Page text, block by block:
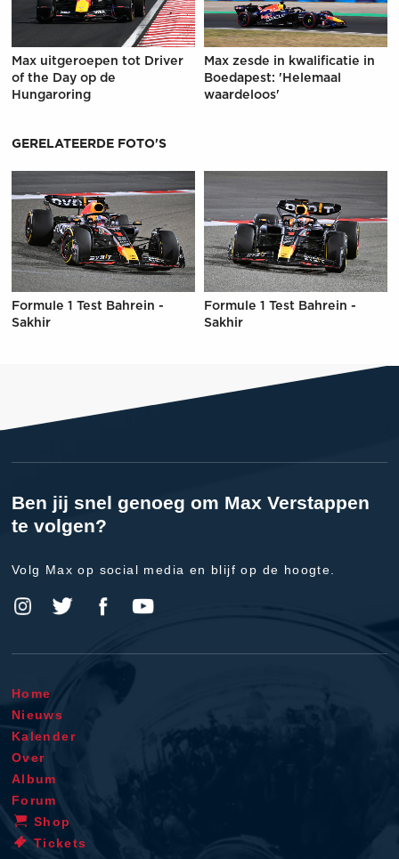
Max uitgeroepen tot Driver
of the Day op de
Hungaroring
Max zesde in kwalificatie in
Boedapest: 'Helemaal
waardeloos'
GERELATEERDE FOTO'S
Formule 1 Test Bahrein -
Sakhir
Formule 1 Test Bahrein -
Sakhir
Ben jij snel genoeg om Max Verstappen
te volgen?
Volg Max op social media en blijf op de hoogte.
Home
Nieuws
Kalender
Over
Album
Forum
Shop
Tickets